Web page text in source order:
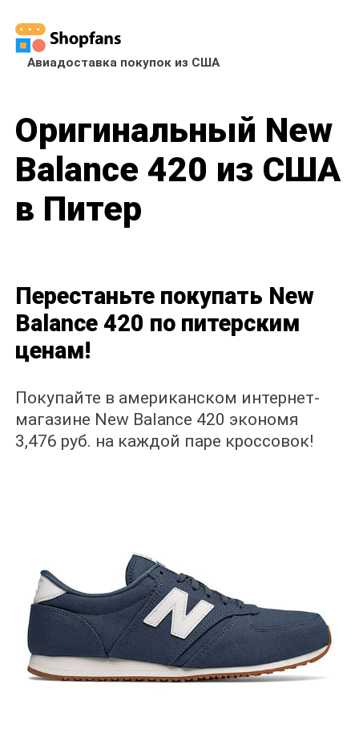
Авиадоставка покупок из США
Оригинальный New
Balance 420 из США
в Питер
Перестаньте покупать New
Balance 420 по питерским
ценам!
Покупайте в американском интернет-
магазине New Balance 420 экономя
3,476 руб. на каждой паре кроссовок!